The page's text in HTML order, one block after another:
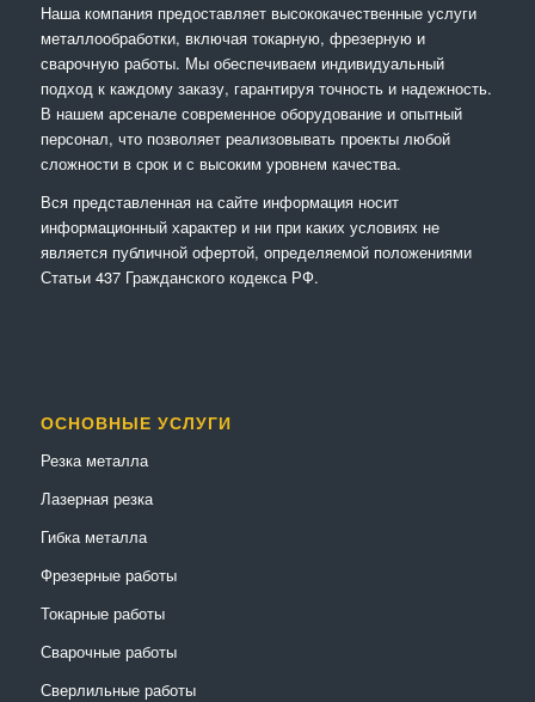
Наша компания предоставляет высококачественные услуги
металлообработки, включая токарную, фрезерную и
сварочную работы. Мы обеспечиваем индивидуальный
подход к каждому заказу, гарантируя точность и надежность.
В нашем арсенале современное оборудование и опытный
персонал, что позволяет реализовывать проекты любой
сложности в срок и с высоким уровнем качества.
Вся представленная на сайте информация носит
информационный характер и ни при каких условиях не
является публичной офертой, определяемой положениями
Статьи 437 Гражданского кодекса РФ.
ОСНОВНЫЕ УСЛУГИ
Резка металла
Лазерная резка
Гибка металла
Фрезерные работы
Токарные работы
Сварочные работы
Сверлильные работы